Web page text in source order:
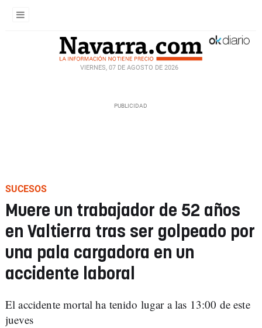
VIERNES, 07 DE AGOSTO DE 2026
SUCESOS
Muere un trabajador de 52 años
en Valtierra tras ser golpeado por
una pala cargadora en un
accidente laboral
El accidente mortal ha tenido lugar a las 13:00 de este
jueves